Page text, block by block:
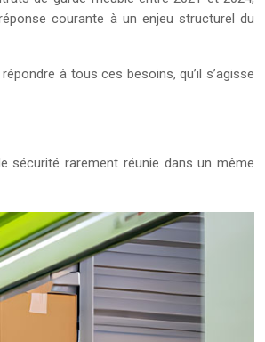
courante à un enjeu structurel du
à tous ces besoins, qu’il s’agisse
sécurité rarement réunie dans un même